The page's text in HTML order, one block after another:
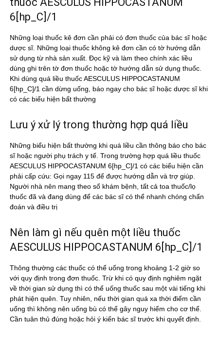
6[hp_C]/1
Những loại thuốc kê đơn cần phải có đơn thuốc của bác sĩ hoặc
dược sĩ. Những loại thuốc không kê đơn cần có tờ hướng dẫn
sử dụng từ nhà sản xuất. Đọc kỹ và làm theo chính xác liều
dùng ghi trên tờ đơn thuốc hoặc tờ hướng dẫn sử dụng thuốc.
Khi dùng quá liều thuốc AESCULUS HIPPOCASTANUM
6[hp_C]/1 cần dừng uống, báo ngay cho bác sĩ hoặc dược sĩ khi
có các biểu hiện bất thường
Lưu ý xử lý trong thường hợp quá liều
Những biểu hiện bất thường khi quá liều cần thông báo cho bác
sĩ hoặc người phụ trách y tế. Trong trường hợp quá liều thuốc
AESCULUS HIPPOCASTANUM 6[hp_C]/1 có các biểu hiện cần
phải cấp cứu: Gọi ngay 115 để được hướng dẫn và trợ giúp.
Người nhà nên mang theo sổ khám bệnh, tất cả toa thuốc/lọ
thuốc đã và đang dùng để các bác sĩ có thể nhanh chóng chẩn
đoán và điều trị
Nên làm gì nếu quên một liều thuốc
AESCULUS HIPPOCASTANUM 6[hp_C]/1
Thông thường các thuốc có thể uống trong khoảng 1-2 giờ so
với quy định trong đơn thuốc. Trừ khi có quy định nghiêm ngặt
về thời gian sử dụng thì có thể uống thuốc sau một vài tiếng khi
phát hiện quên. Tuy nhiên, nếu thời gian quá xa thời điểm cần
uống thì không nên uống bù có thể gây nguy hiểm cho cơ thể.
Cần tuân thủ đúng hoặc hỏi ý kiến bác sĩ trước khi quyết định.